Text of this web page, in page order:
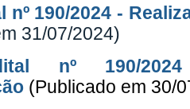
nº 190/2024 -
31/07/2024)
nº 190/
(Publicado em 30/